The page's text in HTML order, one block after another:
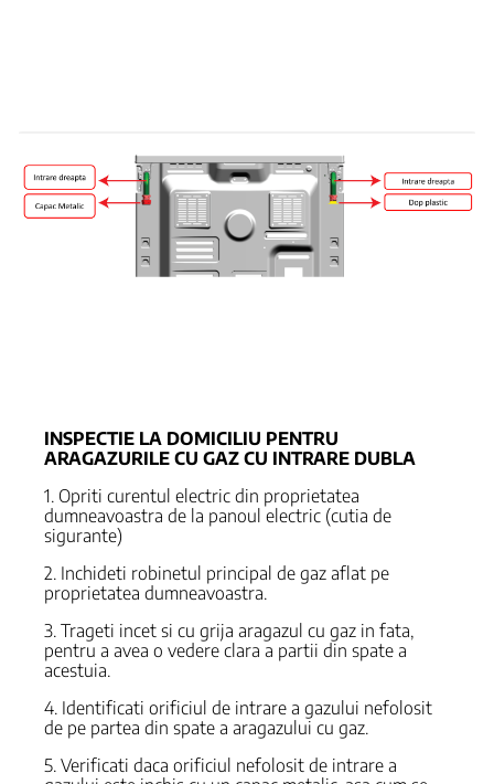
INSPECTIE LA DOMICILIU PENTRU
ARAGAZURILE CU GAZ CU INTRARE DUBLA
1. Opriti curentul electric din proprietatea
dumneavoastra de la panoul electric (cutia de
sigurante)
2. Inchideti robinetul principal de gaz aflat pe
proprietatea dumneavoastra.
3. Trageti incet si cu grija aragazul cu gaz in fata,
pentru a avea o vedere clara a partii din spate a
acestuia.
4. Identificati orificiul de intrare a gazului nefolosit
de pe partea din spate a aragazului cu gaz.
5. Verificati daca orificiul nefolosit de intrare a